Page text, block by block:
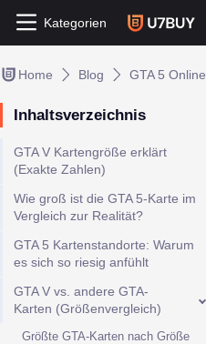
Kategorien
Home Blog GTA 5 Online
Inhaltsverzeichnis
GTA V Kartengröße erklärt
(Exakte Zahlen)
Wie groß ist die GTA 5-Karte im
Vergleich zur Realität?
GTA 5 Kartenstandorte: Warum
es sich so riesig anfühlt
GTA V vs. andere GTA-
Karten (Größenvergleich)
Größte GTA-Karten nach Größe